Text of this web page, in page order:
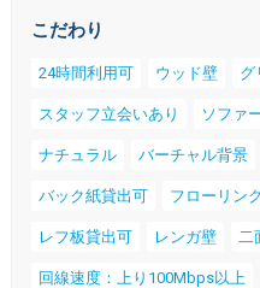
こだわり
24時間利用可 ウッド壁 グ
スタッフ立会いあり ソファ
ナチュラル バーチャル背景
バック紙貸出可 フローリン
レフ板貸出可 レンガ壁 二
回線速度：上り100Mbps以上